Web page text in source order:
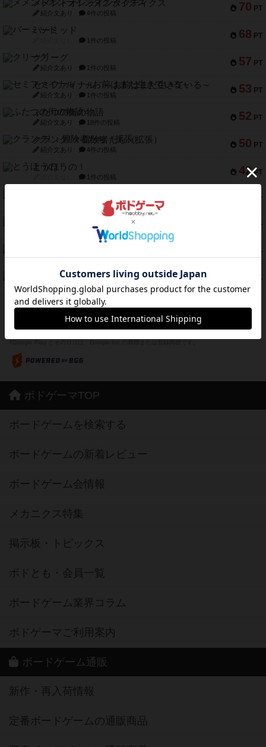
70 PT
メメントオンラインタクティクス
紹介文あり 4件の投稿
68 PT
パーミッド
1件の投稿
57 PT
クリーグ
紹介文あり 1件の投稿
53 PT
セミファイナル ～お前はまだ生きている～
紹介文あり 1件の投稿
52 PT
ふたつの街の物語
紹介文あり 18件の投稿
50 PT
クランク! ：冒険者たち（拡張）
紹介文あり 4件の投稿
42 PT
とうほうの！
1件の投稿
PT
2件の投稿
PT
1件の投稿
PT
紹介文なし 1件の投稿
PT
フリップ７：復讐心とともに
紹介文なし 2件の投稿
※Apple、Apple のロゴ は、米国および他の国々で登録されたApple Inc.の商標です。
※App Store は、Apple Inc.のサービスマークです。
※Android は、グーグル インコーポレイテッドの商標または登録商標です。
ボドゲーマTOP
ボードゲームを検索する
ボードゲームの新着レビュー
ボードゲーム会情報
メカニクス特集
掲示板・トピックス
ボドとも・会員一覧
ボードゲーム業界コラム
ボドゲーマご利用案内
ボードゲーム通販
新作・再入荷情報
定番ボードゲームの通販商品